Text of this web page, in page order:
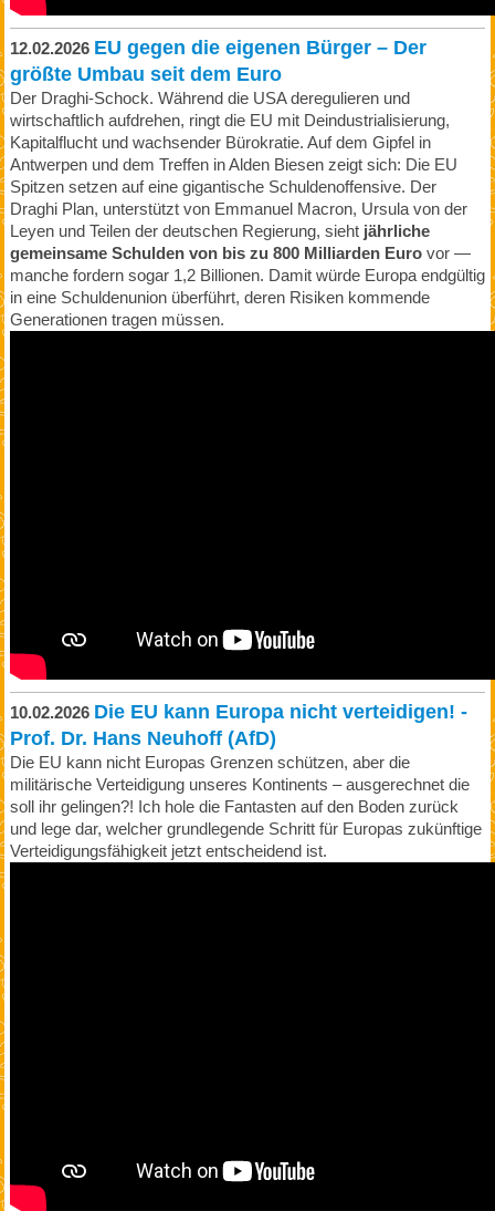
12.02.2026 EU gegen die eigenen Bürger – Der
größte Umbau seit dem Euro
Der Draghi‑Schock. Während die USA deregulieren und
wirtschaftlich aufdrehen, ringt die EU mit Deindustrialisierung,
Kapitalflucht und wachsender Bürokratie. Auf dem Gipfel in
Antwerpen und dem Treffen in Alden Biesen zeigt sich: Die EU
Spitzen setzen auf eine gigantische Schuldenoffensive. Der
Draghi Plan, unterstützt von Emmanuel Macron, Ursula von der
Leyen und Teilen der deutschen Regierung, sieht jährliche
gemeinsame Schulden von bis zu 800 Milliarden Eurovor —
manche fordern sogar 1,2 Billionen. Damit würde Europa endgültig
in eine Schuldenunion überführt, deren Risiken kommende
Generationen tragen müssen.
10.02.2026 Die EU kann Europa nicht verteidigen! -
Prof. Dr. Hans Neuhoff (AfD)
Die EU kann nicht Europas Grenzen schützen, aber die
militärische Verteidigung unseres Kontinents – ausgerechnet die
soll ihr gelingen?! Ich hole die Fantasten auf den Boden zurück
und lege dar, welcher grundlegende Schritt für Europas zukünftige
Verteidigungsfähigkeit jetzt entscheidend ist.